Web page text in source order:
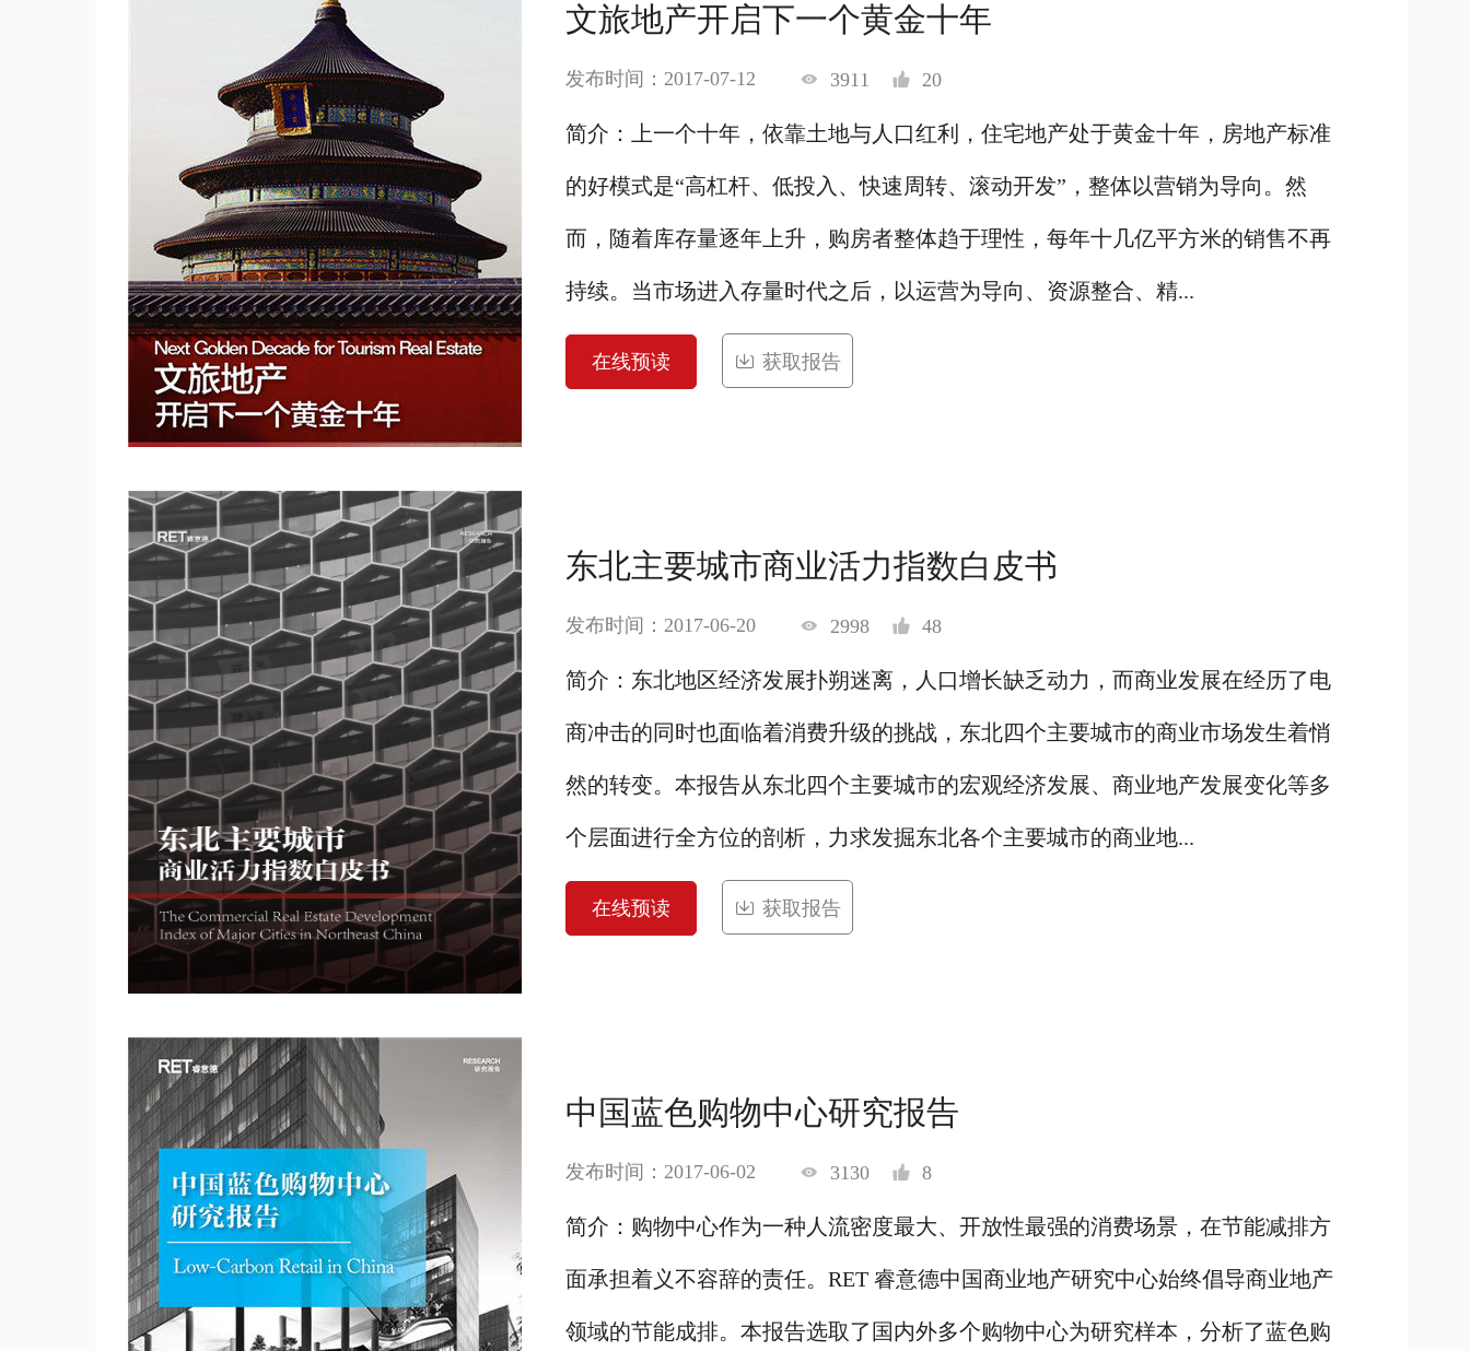
文旅地产开启下一个黄金十年
发布时间：2017-07-12 3911 20
简介：上一个十年，依靠土地与人口红利，住宅地产处于黄金十年，房地产标准
的好模式是“高杠杆、低投入、快速周转、滚动开发”，整体以营销为导向。然
而，随着库存量逐年上升，购房者整体趋于理性，每年十几亿平方米的销售不再
持续。当市场进入存量时代之后，以运营为导向、资源整合、精...
在线预读 获取报告
东北主要城市商业活力指数白皮书
发布时间：2017-06-20 2998 48
简介：东北地区经济发展扑朔迷离，人口增长缺乏动力，而商业发展在经历了电
商冲击的同时也面临着消费升级的挑战，东北四个主要城市的商业市场发生着悄
然的转变。本报告从东北四个主要城市的宏观经济发展、商业地产发展变化等多
个层面进行全方位的剖析，力求发掘东北各个主要城市的商业地...
在线预读 获取报告
中国蓝色购物中心研究报告
发布时间：2017-06-02 3130 8
简介：购物中心作为一种人流密度最大、开放性最强的消费场景，在节能减排方
面承担着义不容辞的责任。RET 睿意德中国商业地产研究中心始终倡导商业地产
领域的节能成排。本报告选取了国内外多个购物中心为研究样本，分析了蓝色购